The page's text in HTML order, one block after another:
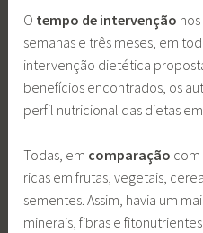
O tempo de intervenção
semanas e três meses, em
intervenção dietética
benefícios encontrados, os
perfil nutricional das dietas
Todas, em comparação com
ricas em frutas, vegetais,
sementes. Assim, havia um
minerais, fibras e